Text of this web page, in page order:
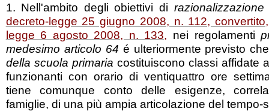
1. Nell'ambito degli obiettivi di razionalizzazione
decreto-legge 25 giugno 2008, n. 112,
legge 6 agosto 2008, n. 133, nei regolamenti
medesimo articolo 64 é ulteriormente previsto
della scuola primaria costituiscono classi affidate
funzionanti con orario di ventiquattro ore
tiene comunque conto delle esigenze,
famiglie, di una più ampia articolazione del tempo-